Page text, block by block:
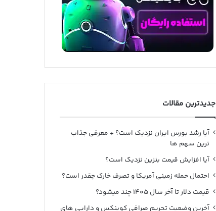
جدیدترین مقالات
آیا رشد بورس ایران نزدیک است؟ + معرفی جذاب
ترین سهم ها
آیا افزایش قیمت بنزین نزدیک است؟
احتمال حمله زمینی آمریکا و تصرف خارک چقدر است؟
قیمت دلار تا آخر سال ۱۴۰۵ چند میشود؟
آخرین وضعیت تحریم صرافی کوینکس و دارایی های